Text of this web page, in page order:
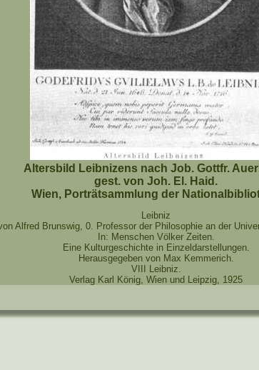
Altersbild Leibnizens nach Job. Gottfr.
gest. von Joh. El. Haid.
Wien, Porträtsammlung der
Leibniz
Alfred Brunswig, 0. Professor der Philosophie an der
In: Menschen Völker Zeiten.
Eine Kulturgeschichte in Einzeldarstellungen.
Herausgegeben von Max Kemmerich.
VIII Leibniz.
Verlag Karl König, Wien und Leipzig, 1925